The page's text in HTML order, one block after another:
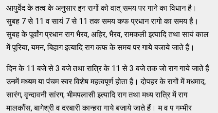
आयुर्वेद के तत्व के अनुसार इन रागों को वात् समय पर गाने का विधान है।
सुबह 7 से 11 व सायं 7 से 11 तक समय कफ प्रधान रागो का समय है।
सुबह के पूर्वांग प्रधान राग भैरव, अहिर, भैरव, रामकली इत्यादि तथा सायं काल
में पूरिया, यमन, बिहाग इत्यादि राग कफ के समय पर गाये बजाये जाते हैं।
दिन के 11 बजे से 3 बजे तथा रात्रि के 11 से 3 बजे तक जो राग गाये जाते हैं
उनमें मध्यम या पंचम स्वर विशेष महत्वपूर्ण होता है। दोपहर के रागों में मधमाद,
सारंग, वृन्दावनी सांरग, भीमपलासी इत्यादि राग तथा मध्य रात्रि में राग
मालकौंस, बागेश्री व दरबारी कान्हरा गाये बजाये जाते हैं। म व प गम्भीर